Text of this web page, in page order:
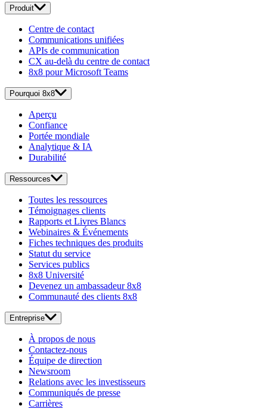
Produit
Centre de contact
Communications unifiées
APIs de communication
CX au-delà du centre de contact
8x8 pour Microsoft Teams
Pourquoi 8x8
Aperçu
Confiance
Portée mondiale
Analytique & IA
Durabilité
Ressources
Toutes les ressources
Témoignages clients
Rapports et Livres Blancs
Webinaires & Événements
Fiches techniques des produits
Statut du service
Services publics
8x8 Université
Devenez un ambassadeur 8x8
Communauté des clients 8x8
Entreprise
À propos de nous
Contactez-nous
Équipe de direction
Newsroom
Relations avec les investisseurs
Communiqués de presse
Carrières